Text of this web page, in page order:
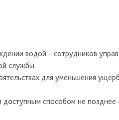
водой – сотрудников
службы.
для уменьшения
способом не позднее